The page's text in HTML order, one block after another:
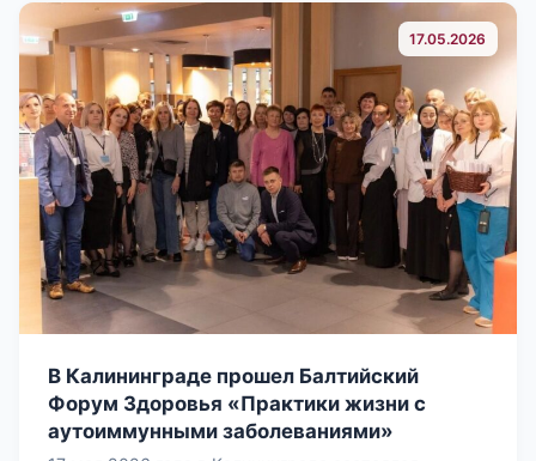
17.05.2026
В Калининграде прошел Балтийский
Форум Здоровья «Практики жизни с
аутоиммунными заболеваниями»